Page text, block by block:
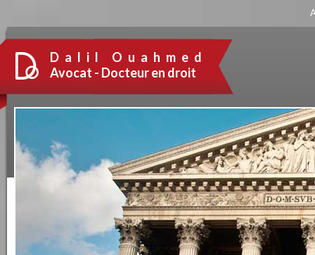
Dalil Ouahmed
Avocat - Docteur en droit